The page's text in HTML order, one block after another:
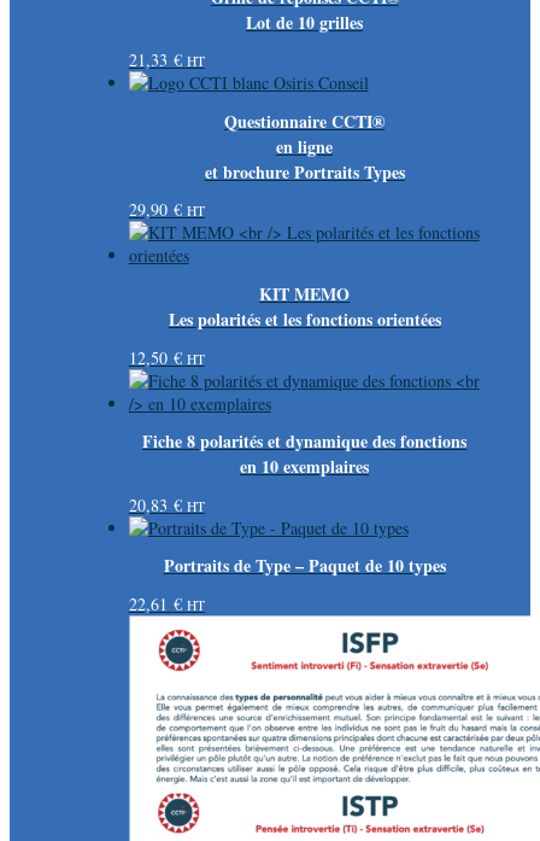
Lot de 10 grilles
21,33 € HT
Questionnaire CCTI®
en ligne
et brochure Portraits Types
29,90 € HT
KIT MEMO
Les polarités et les fonctions orientées
12,50 € HT
Fiche 8 polarités et dynamique des fonctions
en 10 exemplaires
20,83 € HT
Portraits de Type – Paquet de 10 types
22,61 € HT